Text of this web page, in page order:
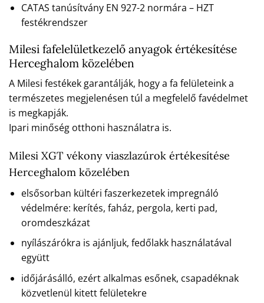
CATAS tanúsítvány EN 927-2 normára – HZT
festékrendszer
Milesi fafelelületkezelő anyagok értékesítése
Herceghalom közelében
A Milesi festékek garantálják, hogy a fa felületeink a
természetes megjelenésen túl a megfelelő favédelmet
is megkapják.
Ipari minőség otthoni használatra is.
Milesi XGT vékony viaszlazúrok értékesítése
Herceghalom közelében
elsősorban kültéri faszerkezetek impregnáló
védelmére: kerítés, faház, pergola, kerti pad,
oromdeszkázat
nyílászárókra is ajánljuk, fedőlakk használatával
együtt
időjárásálló, ezért alkalmas esőnek, csapadéknak
közvetlenül kitett felületekre